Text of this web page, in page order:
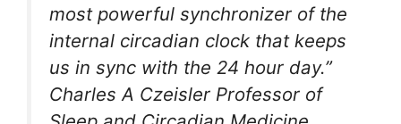
most powerful synchronizer of the
internal circadian clock that keeps
us in sync with the 24 hour day.”
Charles A Czeisler Professor of